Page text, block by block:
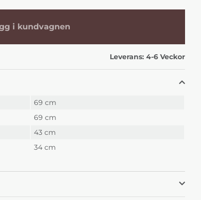
i kundvagnen
Leverans: 4-6 Veckor
69 cm
69 cm
43 cm
34 cm